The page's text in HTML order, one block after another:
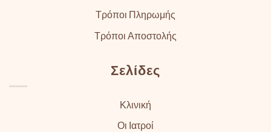
Τρόποι Πληρωμής
Τρόποι Αποστολής
Σελίδες
Κλινική
Οι Ιατροί